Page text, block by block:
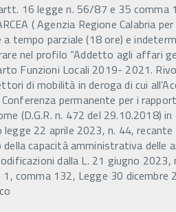
16 legge n. 56/87 e 35 comma
( Agenzia Regione Calabria
a tempo parziale (18 ore) e
nel profilo “Addetto agli affari
Funzioni Locali 2019- 2021.
di mobilità in deroga di cui
permanente per i
(D.G.R. n. 472 del 29.10.2018)
22 aprile 2023, n. 44, recante
capacità amministrativa delle
dalla L. 21 giugno 2023,
comma 132, Legge 30 dicembre